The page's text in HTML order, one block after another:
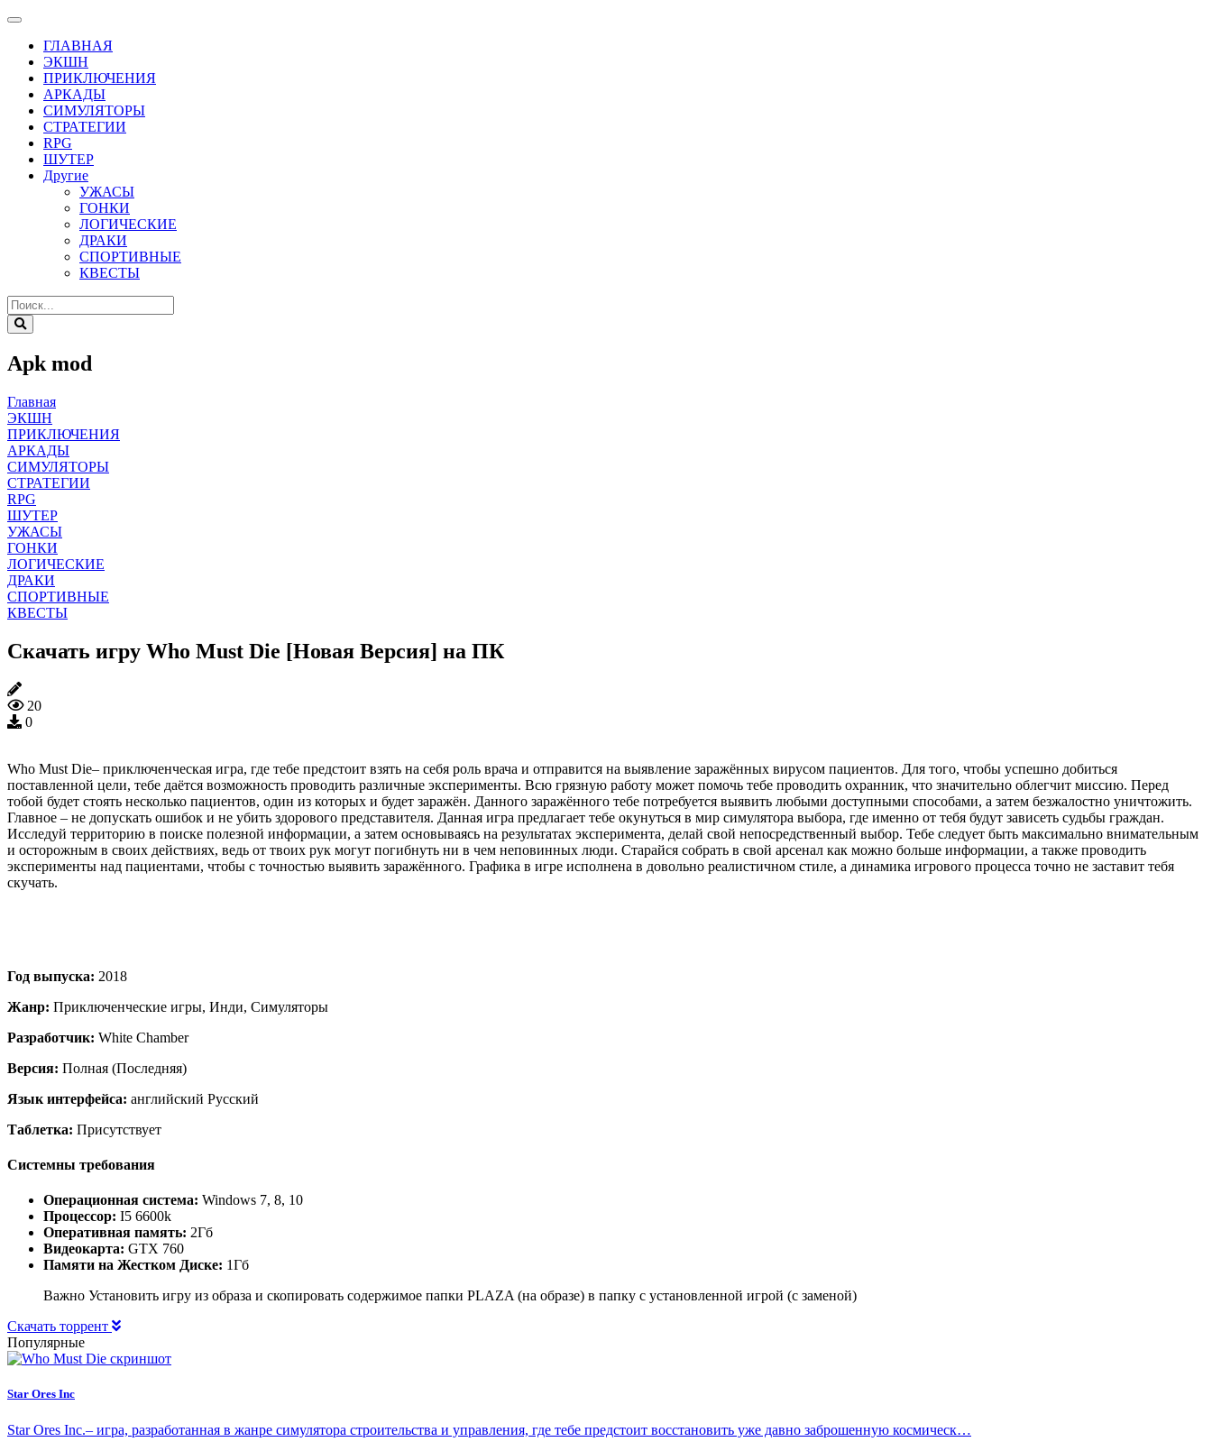
ГЛАВНАЯ
ЭКШН
ПРИКЛЮЧЕНИЯ
АРКАДЫ
СИМУЛЯТОРЫ
СТРАТЕГИИ
RPG
ШУТЕР
Другие
УЖАСЫ
ГОНКИ
ЛОГИЧЕСКИЕ
ДРАКИ
СПОРТИВНЫЕ
КВЕСТЫ
Apk mod
Главная
ЭКШН
ПРИКЛЮЧЕНИЯ
АРКАДЫ
СИМУЛЯТОРЫ
СТРАТЕГИИ
RPG
ШУТЕР
УЖАСЫ
ГОНКИ
ЛОГИЧЕСКИЕ
ДРАКИ
СПОРТИВНЫЕ
КВЕСТЫ
Скачать игру Who Must Die [Новая Версия] на ПК
20
0
Who Must Die– приключенческая игра, где тебе предстоит взять на себя роль врача и отправится на выявление заражённых вирусом пациентов. Для того, чтобы успешно добиться
поставленной цели, тебе даётся возможность проводить различные эксперименты. Всю грязную работу может помочь тебе проводить охранник, что значительно облегчит миссию. Перед
тобой будет стоять несколько пациентов, один из которых и будет заражён. Данного заражённого тебе потребуется выявить любыми доступными способами, а затем безжалостно уничтожить.
Главное – не допускать ошибок и не убить здорового представителя. Данная игра предлагает тебе окунуться в мир симулятора выбора, где именно от тебя будут зависеть судьбы граждан.
Исследуй территорию в поиске полезной информации, а затем основываясь на результатах эксперимента, делай свой непосредственный выбор. Тебе следует быть максимально внимательным
и осторожным в своих действиях, ведь от твоих рук могут погибнуть ни в чем неповинных люди. Старайся собрать в свой арсенал как можно больше информации, а также проводить
эксперименты над пациентами, чтобы с точностью выявить заражённого. Графика в игре исполнена в довольно реалистичном стиле, а динамика игрового процесса точно не заставит тебя
скучать.
Год выпуска: 2018
Жанр: Приключенческие игры, Инди, Симуляторы
Разработчик: White Chamber
Версия: Полная (Последняя)
Язык интерфейса: английский Русский
Таблетка: Присутствует
Системны требования
Операционная система: Windows 7, 8, 10
Процессор: I5 6600k
Оперативная память: 2Гб
Видеокарта: GTX 760
Памяти на Жестком Диске: 1Гб
Важно Установить игру из образа и скопировать содержимое папки PLAZA (на образе) в папку с установленной игрой (с заменой)
Скачать торрент
Популярные
Star Ores Inc
Star Ores Inc.– игра, разработанная в жанре симулятора строительства и управления, где тебе предстоит восстановить уже давно заброшенную космическ…